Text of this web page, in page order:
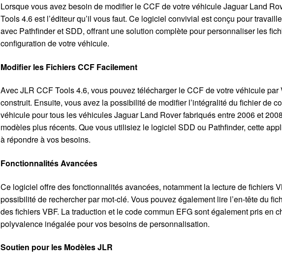
Lorsque vous avez besoin de modifier le CCF de votre véhicule Jaguar Land
Tools 4.6 est l’éditeur qu’il vous faut. Ce logiciel convivial est conçu pour
avec Pathfinder et SDD, offrant une solution complète pour personnaliser les
configuration de votre véhicule.
Modifier les Fichiers CCF Facilement
Avec JLR CCF Tools 4.6, vous pouvez télécharger le CCF de votre véhicule par
construit. Ensuite, vous avez la possibilité de modifier l’intégralité du fichier de
véhicule pour tous les véhicules Jaguar Land Rover fabriqués entre 2006 et
modèles plus récents. Que vous utilisiez le logiciel SDD ou Pathfinder, cette
à répondre à vos besoins.
Fonctionnalités Avancées
Ce logiciel offre des fonctionnalités avancées, notamment la lecture de fichiers
possibilité de rechercher par mot-clé. Vous pouvez également lire l’en-tête du
des fichiers VBF. La traduction et le code commun EFG sont également pris en
polyvalence inégalée pour vos besoins de personnalisation.
Soutien pour les Modèles JLR